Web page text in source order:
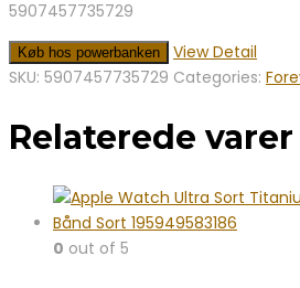
5907457735729
Køb hos powerbanken
View Detail
SKU: 5907457735729 Categories:
Relaterede varer
0 out of 5